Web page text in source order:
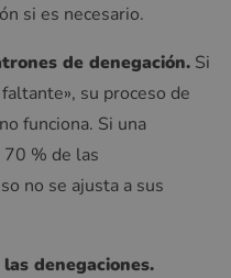
si es necesario.
de denegación. Si
su proceso de
funciona. Si una
% de las
no se ajusta a sus
denegaciones.